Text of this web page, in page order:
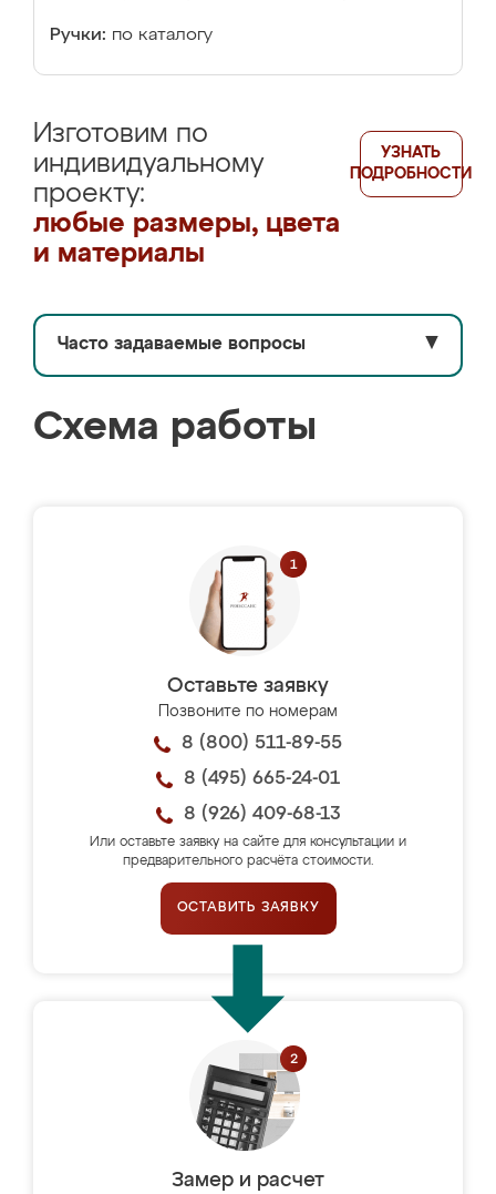
Ручки: по каталогу
Изготовим по
индивидуальному
проекту:
любые размеры, цвета
и материалы
УЗНАТЬ
ПОДРОБНОСТИ
Часто задаваемые вопросы ▼
Схема работы
Оставьте заявку
Позвоните по номерам
8 (800) 511-89-55
8 (495) 665-24-01
8 (926) 409-68-13
Или оставьте заявку на сайте для консультации и
предварительного расчёта стоимости.
ОСТАВИТЬ ЗАЯВКУ
Замер и расчет